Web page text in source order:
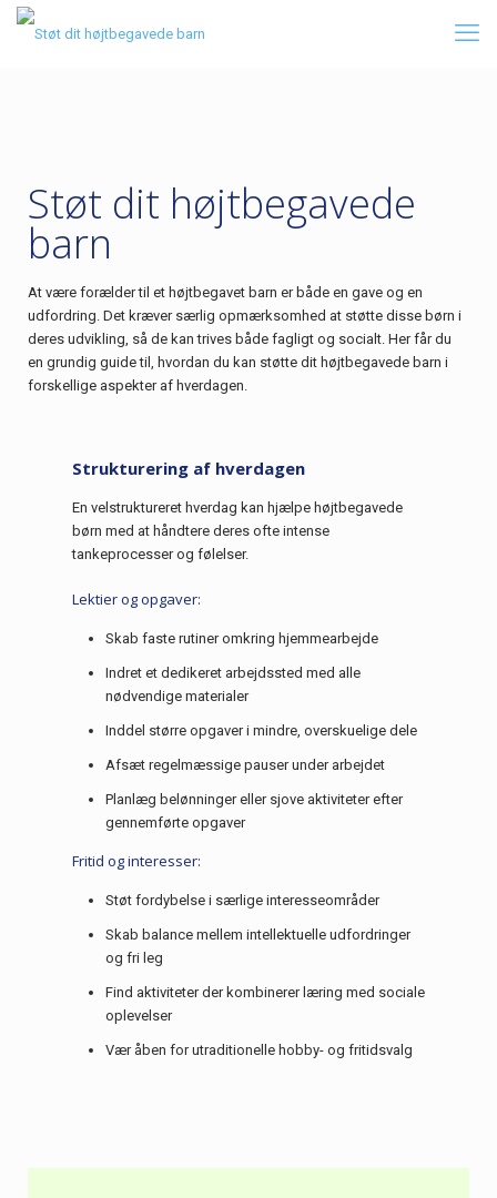
Støt dit højtbegavede
barn
At være forælder til et højtbegavet barn er både en gave og en
udfordring. Det kræver særlig opmærksomhed at støtte disse børn i
deres udvikling, så de kan trives både fagligt og socialt. Her får du
en grundig guide til, hvordan du kan støtte dit højtbegavede barn i
forskellige aspekter af hverdagen.
Strukturering af hverdagen
En velstruktureret hverdag kan hjælpe højtbegavede
børn med at håndtere deres ofte intense
tankeprocesser og følelser.
Lektier og opgaver:
Skab faste rutiner omkring hjemmearbejde
Indret et dedikeret arbejdssted med alle
nødvendige materialer
Inddel større opgaver i mindre, overskuelige dele
Afsæt regelmæssige pauser under arbejdet
Planlæg belønninger eller sjove aktiviteter efter
gennemførte opgaver
Fritid og interesser:
Støt fordybelse i særlige interesseområder
Skab balance mellem intellektuelle udfordringer
og fri leg
Find aktiviteter der kombinerer læring med sociale
oplevelser
Vær åben for utraditionelle hobby- og fritidsvalg